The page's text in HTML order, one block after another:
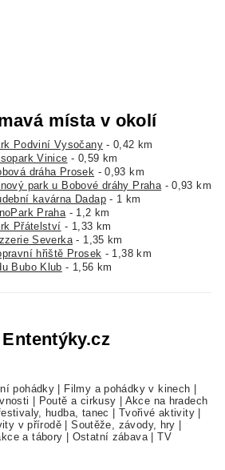
místa v okolí
Podviní Vysočany- 0,42 km
Vinice - 0,59 km
dráha Prosek - 0,93 km
park u Bobové dráhy Praha- 0,93 km
kavárna Dadap- 1 km
Praha- 1,2 km
Přátelství - 1,33 km
Severka- 1,35 km
hřiště Prosek - 1,38 km
Bubo Klub - 1,56 km
pohádky Filmy a pohádky v kinech
Poutě a cirkusy
Akce na hradech
hudba, tanec Tvořivé aktivity
v přírodě |Soutěže, závody, hry
a tábory Ostatní zábava|TV